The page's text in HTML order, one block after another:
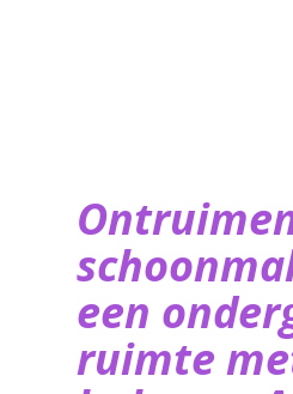
een
ruimte